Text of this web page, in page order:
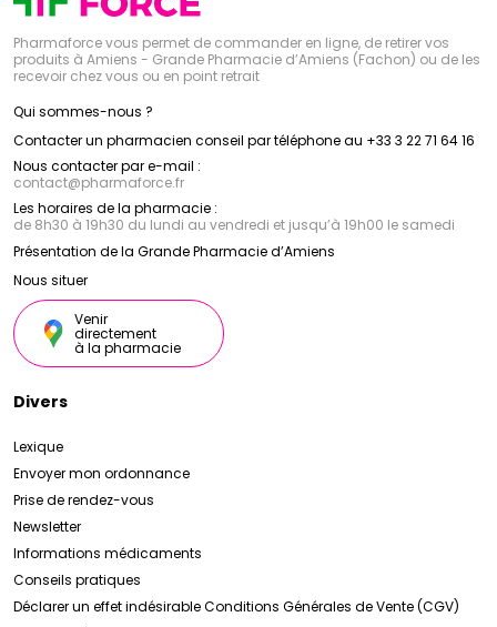
Pharmaforce vous permet de commander en ligne, de retirer vos
produits à Amiens - Grande Pharmacie d’Amiens (Fachon) ou de les
recevoir chez vous ou en point retrait
Qui sommes-nous ?
Contacter un pharmacien conseil par téléphone au +33 3 22 71 64 16
Nous contacter par e-mail :
contact@pharmaforce.fr
Les horaires de la pharmacie :
de 8h30 à 19h30 du lundi au vendredi et jusqu’à 19h00 le samedi
Présentation de la Grande Pharmacie d’Amiens
Nous situer
Venir
directement
à la pharmacie
Divers
Lexique
Envoyer mon ordonnance
Prise de rendez-vous
Newsletter
Informations médicaments
Conseils pratiques
Déclarer un effet indésirableConditions Générales de Vente (CGV)